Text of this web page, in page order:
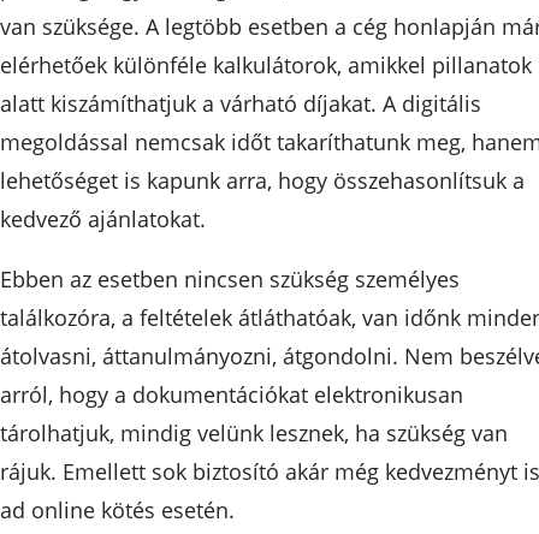
van szüksége. A legtöbb esetben a cég honlapján
elérhetőek különféle kalkulátorok, amikkel pillanatok
alatt kiszámíthatjuk a várható díjakat. A digitális
megoldással nemcsak időt takaríthatunk meg,
lehetőséget is kapunk arra, hogy összehasonlítsuk a
kedvező ajánlatokat.
Ebben az esetben nincsen szükség személyes
találkozóra, a feltételek átláthatóak, van időnk
átolvasni, áttanulmányozni, átgondolni. Nem
arról, hogy a dokumentációkat elektronikusan
tárolhatjuk, mindig velünk lesznek, ha szükség van
rájuk. Emellett sok biztosító akár még kedvezményt is
ad online kötés esetén.